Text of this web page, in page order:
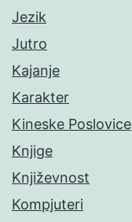
Jezik
Jutro
Kajanje
Karakter
Kineske Poslovice
Knjige
Književnost
Kompjuteri